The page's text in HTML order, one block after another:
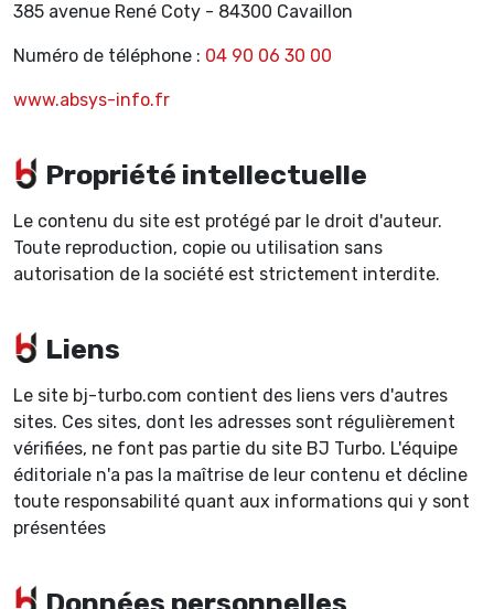
385 avenue René Coty - 84300 Cavaillon
Numéro de téléphone : 04 90 06 30 00
www.absys-info.fr
Propriété intellectuelle
Le contenu du site est protégé par le droit d'auteur.
Toute reproduction, copie ou utilisation sans
autorisation de la société est strictement interdite.
Liens
Le site bj-turbo.com contient des liens vers d'autres
sites. Ces sites, dont les adresses sont régulièrement
vérifiées, ne font pas partie du site BJ Turbo. L'équipe
éditoriale n'a pas la maîtrise de leur contenu et décline
toute responsabilité quant aux informations qui y sont
présentées